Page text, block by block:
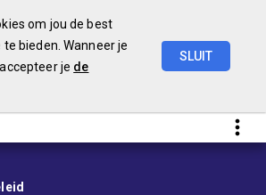
om jou de best
bieden. Wanneer je
je de
SLUIT